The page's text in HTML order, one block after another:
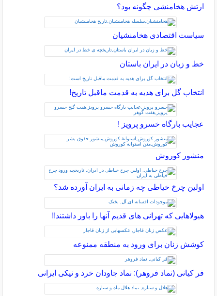
ارتش هخامنشی چگونه بود؟
سیاست اقتصادی هخامنشیان
خط و زبان در ایران باستان
انتخاب گل برای هدیه به قدمت ماقبل تاریخ!
عجایب بارگاه خسرو پرویز !
منشور کوروش
اولین چرخ خیاطی چه زمانی به ایران آورده شد؟
هیولاهایی که تهرانی های قدیم آنها را باور داشتند!!
کوشش زنان برای ورود به منطقه ممنوعه
فر کیانی (نماد فروهر): نماد جاودان خرد و نیکی ایرانی